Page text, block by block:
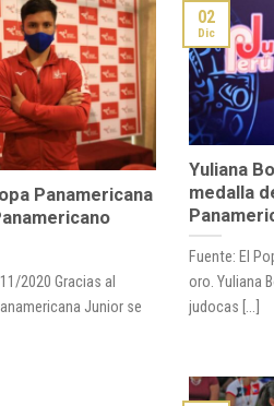
Yuliana
medalla
Fuente: El
oro. Yuliana
judocas [...]
02
Dic
Panamericana
2020 Gracias al
Junior se